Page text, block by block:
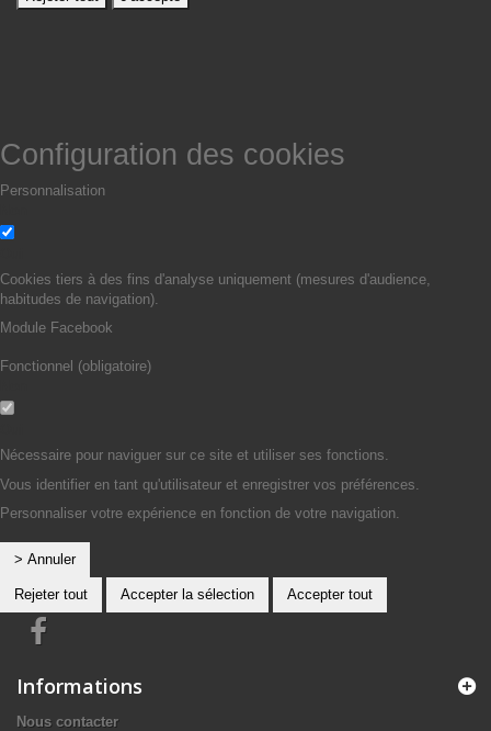
Configuration des cookies
Personnalisation
Cookies tiers à des fins d'analyse uniquement (mesures d'audience,
habitudes de navigation).
Module Facebook
Fonctionnel (obligatoire)
Nécessaire pour naviguer sur ce site et utiliser ses fonctions.
Vous identifier en tant qu'utilisateur et enregistrer vos préférences.
Personnaliser votre expérience en fonction de votre navigation.
> Annuler
Rejeter tout Accepter la sélection Accepter tout
Informations
Nous contacter